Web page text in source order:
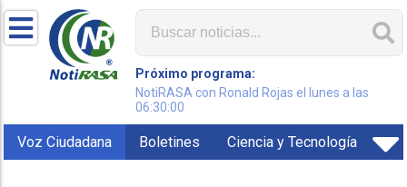
Próximo programa:
NotiRASA con Ronald Rojas el lunes a las
06:30:00
Voz Ciudadana Boletines Ciencia y Tecnología